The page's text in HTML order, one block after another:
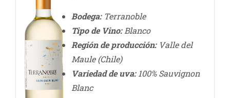
Bodega:Terranoble
Tipo de Vino:Blanco
Región de producción:Valle del
Maule (Chile)
Variedad de uva:100% Sauvignon
Blanc